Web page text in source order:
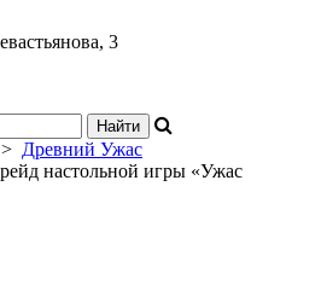
3
> Древний Ужас
настольной игры «Ужас